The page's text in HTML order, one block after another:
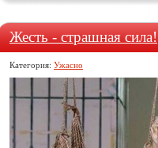
Жесть - страшная сила!
Категория: Ужасно